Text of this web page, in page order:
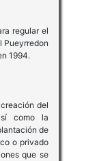
regular el
Pueyrredon
1994.
del
como la
de
o privado
que se